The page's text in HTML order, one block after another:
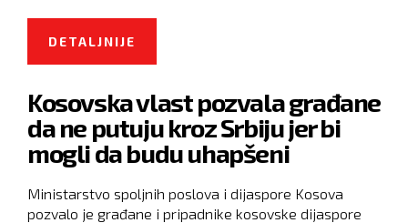
DETALJNIJE
EVROPA NIJE POTPISALA
ZAJEDNIČKU DEKLARACIJU
Kosovska vlast pozvala građane
da ne putuju kroz Srbiju jer bi
mogli da budu uhapšeni
Ministarstvo spoljnih poslova i dijaspore Kosova
pozvalo je građane i pripadnike kosovske dijaspore